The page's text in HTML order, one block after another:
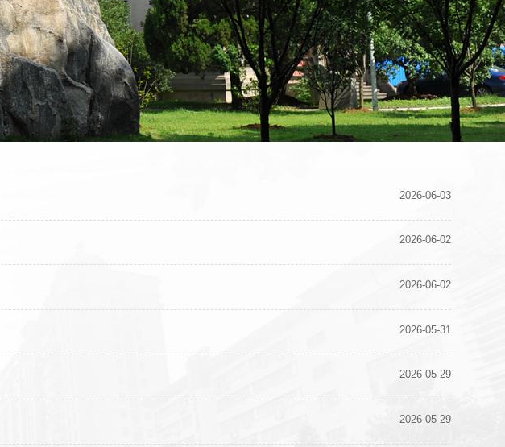
2026-06-03
2026-06-02
2026-06-02
2026-05-31
2026-05-29
2026-05-29